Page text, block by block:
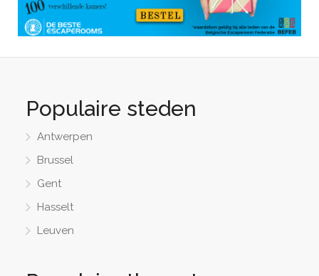
Populaire steden
Antwerpen
Brussel
Gent
Hasselt
Leuven